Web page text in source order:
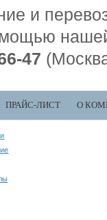
и
47
ПРАЙС-ЛИСТ О